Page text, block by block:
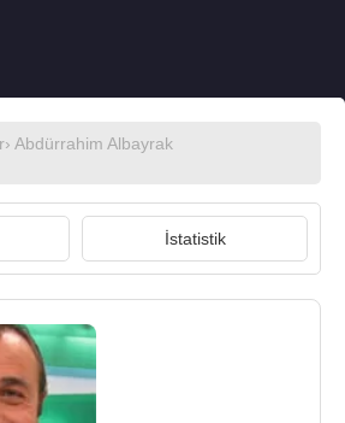
› Abdürrahim Albayrak
İstatistik